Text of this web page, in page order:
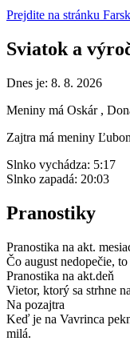
Prejdite na stránku
Sviatok a
Dnes je: 8. 8. 2026
Meniny má Oskár ,
Zajtra má meniny
Slnko vychádza: 5:17
Slnko zapadá: 20:03
Pranostiky
Pranostika na akt.
Čo august nedopečie,
Pranostika na akt.deň
Vietor, ktorý sa strhne
Na pozajtra
Keď je na Vavrinca
milá.